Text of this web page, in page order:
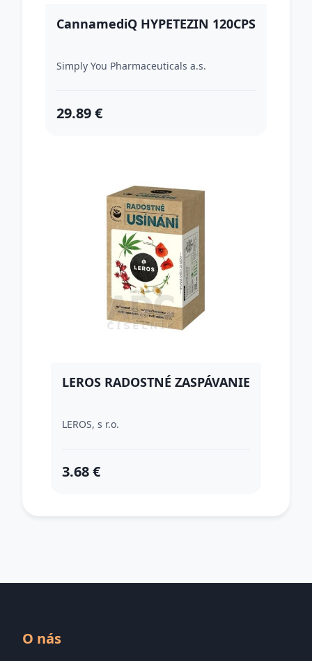
CannamediQ HYPETEZIN 120CPS
Simply You Pharmaceuticals a.s.
29.89 €
LEROS RADOSTNÉ ZASPÁVANIE
LEROS, s r.o.
3.68 €
O nás